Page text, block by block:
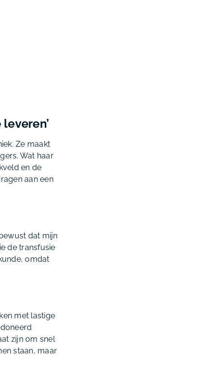
Ze maakt
Wat haar
en de
aan een
dat mijn
de transfusie
omdat
met lastige
zijn om snel
staan, maar